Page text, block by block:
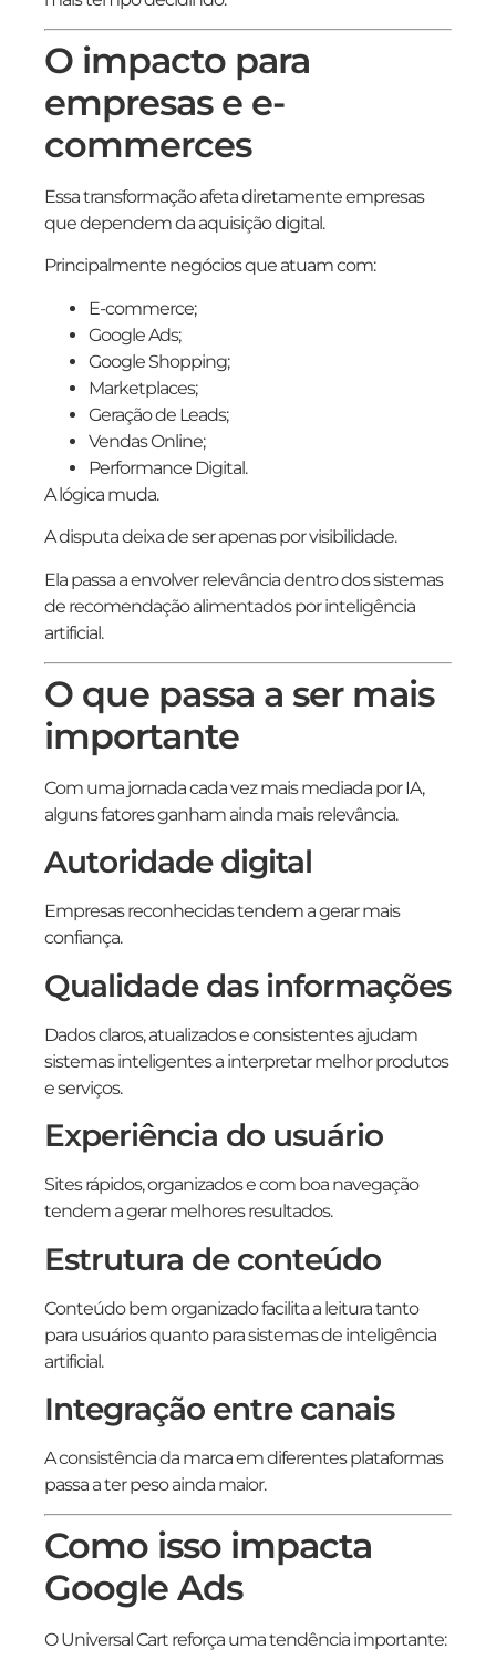
O impacto para
empresas e e-
commerces
Essa transformação afeta diretamente empresas
que dependem da aquisição digital.
Principalmente negócios que atuam com:
E-commerce;
Google Ads;
Google Shopping;
Marketplaces;
Geração de Leads;
Vendas Online;
Performance Digital.
A lógica muda.
A disputa deixa de ser apenas por visibilidade.
Ela passa a envolver relevância dentro dos sistemas
de recomendação alimentados por inteligência
artificial.
O que passa a ser mais
importante
Com uma jornada cada vez mais mediada por IA,
alguns fatores ganham ainda mais relevância.
Autoridade digital
Empresas reconhecidas tendem a gerar mais
confiança.
Qualidade das informações
Dados claros, atualizados e consistentes ajudam
sistemas inteligentes a interpretar melhor produtos
e serviços.
Experiência do usuário
Sites rápidos, organizados e com boa navegação
tendem a gerar melhores resultados.
Estrutura de conteúdo
Conteúdo bem organizado facilita a leitura tanto
para usuários quanto para sistemas de inteligência
artificial.
Integração entre canais
A consistência da marca em diferentes plataformas
passa a ter peso ainda maior.
Como isso impacta
Google Ads
O Universal Cart reforça uma tendência importante: